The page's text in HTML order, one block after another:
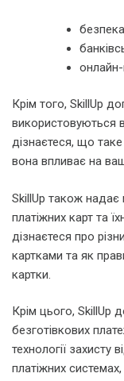
онлайн-
Крім того, SkillUp
використовуються
дізнаєтеся, що таке
вона впливає на
SkillUp також надає
платіжних карт та
дізнаєтеся про
картками та як
картки.
Крім цього, SkillUp
безготівкових
технології захисту
платіжних